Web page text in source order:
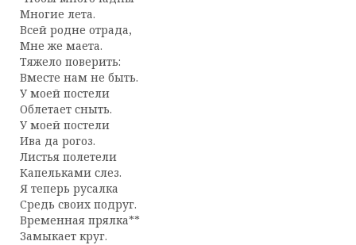
Многие лета.
Всей родне отрада,
Мне же маета.
Тяжело поверить:
Вместе нам не быть.
У моей постели
Облетает сныть.
У моей постели
Ива да рогоз.
Листья полетели
Капельками слез.
Я теперь русалка
Средь своих подруг.
Временная прялка**
Замыкает круг.